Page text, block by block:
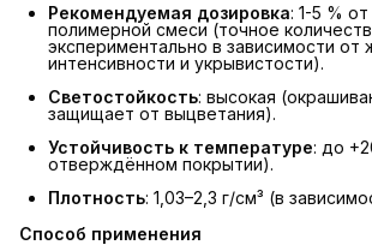
Рекомендуемая дозировка: 1-5 %
полимерной смеси (точное
экспериментально в зависимости от
интенсивности и укрывистости).
Светостойкость: высокая
защищает от выцветания).
Устойчивость к температуре: до
отверждённом покрытии).
Плотность: 1,03–2,3 г/см³ (в
Способ применения